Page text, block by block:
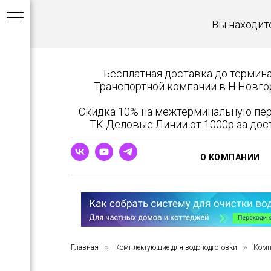
Вы
Бесплатная доставка до
Транспортной компании в
Скидка 10% на межтерминальную
ТК Деловые Линии от 1000р за
О КОМПАНИИ
Главная » Комплектующие для водоподготовки »